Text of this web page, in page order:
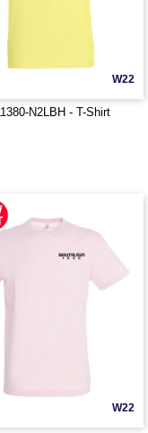
W22
N2LBH - T-Shirt
W22